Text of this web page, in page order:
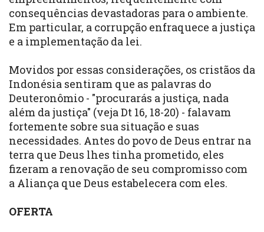
consequências devastadoras para o ambiente.
Em particular, a corrupção enfraquece a justiça
e a implementação da lei.
Movidos por essas considerações, os cristãos da
Indonésia sentiram que as palavras do
Deuteronômio - "procurarás a justiça, nada
além da justiça" (veja Dt 16, 18-20) - falavam
fortemente sobre sua situação e suas
necessidades. Antes do povo de Deus entrar na
terra que Deus lhes tinha prometido, eles
fizeram a renovação de seu compromisso com
a Aliança que Deus estabelecera com eles.
OFERTA